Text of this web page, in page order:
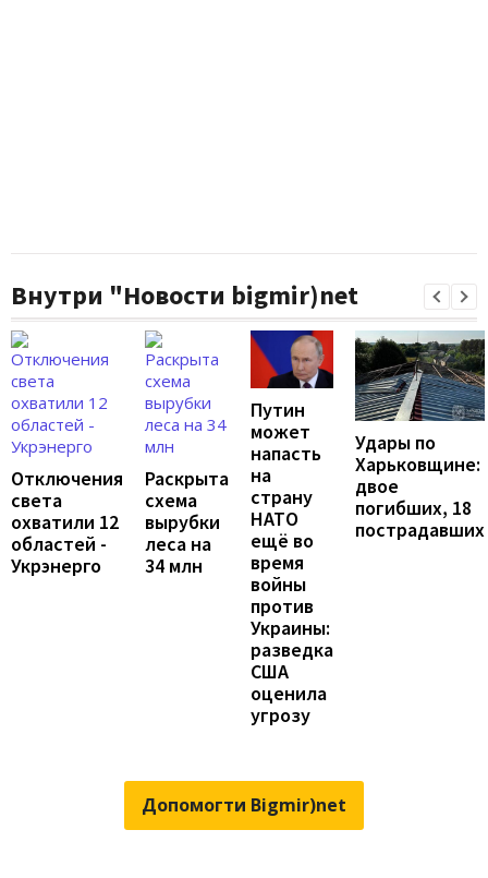
Внутри "Новости bigmir)net
Отключения
света
охватили 12
областей -
Укрэнерго
Раскрыта
схема
вырубки
леса на
34 млн
Путин
может
напасть
на
страну
НАТО
ещё во
время
войны
против
Украины:
разведка
США
оценила
угрозу
Удары по
Харьковщине:
двое
погибших, 18
пострадавших
Допомогти Bigmir)net